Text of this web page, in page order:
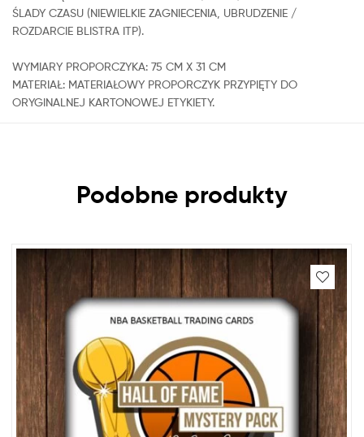
ŚLADY CZASU (NIEWIELKIE ZAGNIECENIA, UBRUDZENIE /
ROZDARCIE BLISTRA ITP).
WYMIARY PROPORCZYKA: 75 CM X 31 CM
MATERIAŁ: MATERIAŁOWY PROPORCZYK PRZYPIĘTY DO
ORYGINALNEJ KARTONOWEJ ETYKIETY.
Podobne produkty